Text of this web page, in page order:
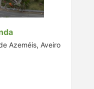
Azeméis, Aveiro